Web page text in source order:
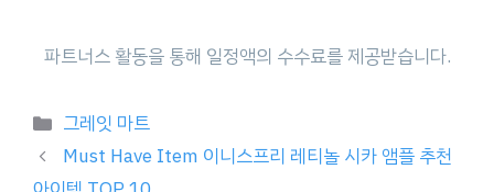
Categories
그레잇 마트
Must Have Item 이니스프리 레티놀 시카 앰플 추천